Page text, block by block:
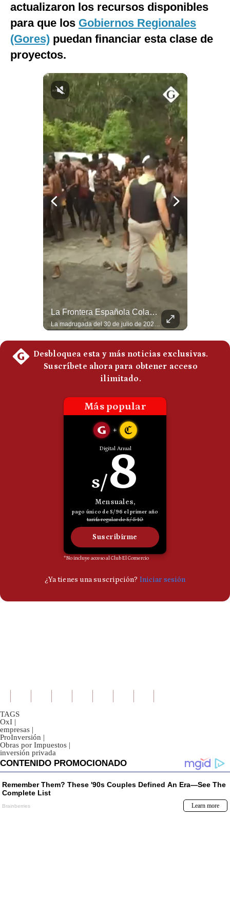
Gestión TV
Videos
Fotogalerías
gestion.pe
Condiciones
Preguntas
actualizaron los recursos disponibles
para que los Gobiernos Regionales
(Gores) puedan financiar esta clase de
proyectos.
La Frontera Española Colapsa ¿Qué Está Pasando En Ceuta? | Gestión Mundo
TAGS
OxI |
empresas |
ProInversión |
Obras por Impuestos |
inversión privada